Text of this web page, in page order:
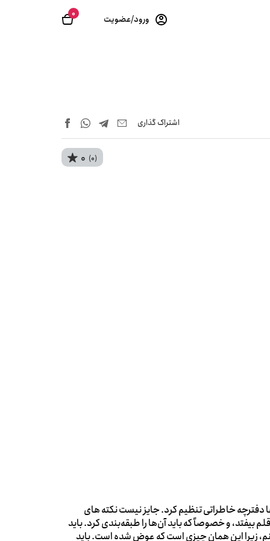
0 ورود/عضویت
اشتراک‌ گذاری
0 (0)
خاطراتی تنظیم کرد. جایز نیست نکته های
و خصوصاً که باید آن‌ها را طبقه‌بندی کرد. باید
زیرا این همان چیزی است که عوض شده است. باید